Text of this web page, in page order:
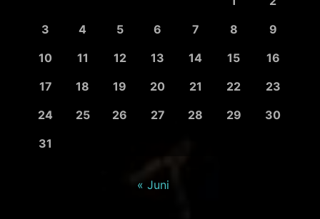
3
4 5 6 7 8
9
10
11 12 13 14 15
16
17
18 19 20 21 22
23
24
25 26 27 28 29
30
31
« Juni